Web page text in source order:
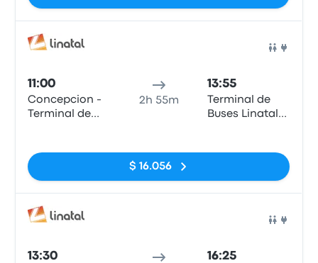
11:00
Concepcion -
Terminal de
2h 55m
13:55
Terminal de
Buses Linatal
$ 16.056
13:30 16:25